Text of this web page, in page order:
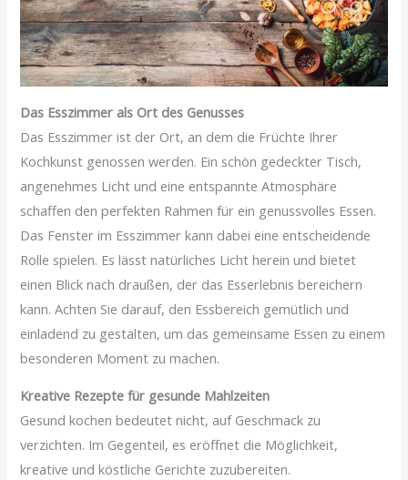
Das Esszimmer als Ort des Genusses
Das Esszimmer ist der Ort, an dem die Früchte Ihrer
Kochkunst genossen werden. Ein schön gedeckter Tisch,
angenehmes Licht und eine entspannte Atmosphäre
schaffen den perfekten Rahmen für ein genussvolles Essen.
Das Fenster im Esszimmer kann dabei eine entscheidende
Rolle spielen. Es lässt natürliches Licht herein und bietet
einen Blick nach draußen, der das Esserlebnis bereichern
kann. Achten Sie darauf, den Essbereich gemütlich und
einladend zu gestalten, um das gemeinsame Essen zu einem
besonderen Moment zu machen.
Kreative Rezepte für gesunde Mahlzeiten
Gesund kochen bedeutet nicht, auf Geschmack zu
verzichten. Im Gegenteil, es eröffnet die Möglichkeit,
kreative und köstliche Gerichte zuzubereiten.